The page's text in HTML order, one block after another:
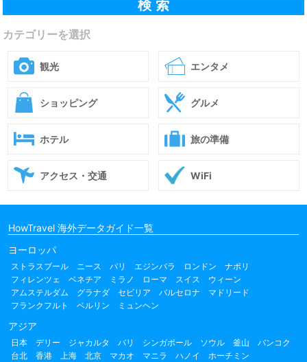
カテゴリーを選択
観光 エンタメ
ショッピング グルメ
ホテル 旅の準備
アクセス・交通 WiFi
HowTravel 海外データガイド一覧
ヨーロッパ
ストラスブール ニース パリ エジンバラ ロンドン
ナポリ
フィレンツェ
ベネチア ミラノ ローマ スイス
ウィーン
アムステルダム
グラナダ セビリア バルセロナ
マドリード
フランクフルト
ベルリン ミュンヘン
アジア
日本 デリー ジャカルタ バリ シンガポール ソウル 釜山
バンコク
台北
香港 上海 北京 マカオ マニラ ハノイ
ホーチミン